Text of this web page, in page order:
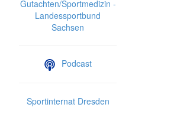
Gutachten/Sportmedizin -
Landessportbund
Sachsen
Podcast
Sportinternat Dresden